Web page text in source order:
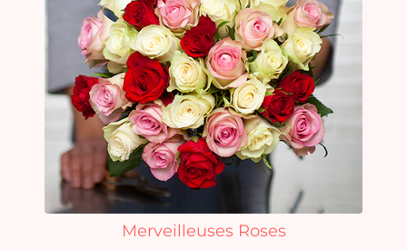
Merveilleuses Roses